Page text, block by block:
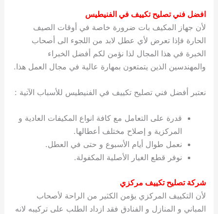
افضل فني تصليح تكييف في الفنيطيس
لأن جهاز المكيف بات ضرورة خاصة في أوقات الصيف
الحارة فإذا تعرض لأي عطل لابد من اللجوء الى أصحاب
الخبرة في هذا المجال لذا نؤمن لكم أفضل الخبراء
والمهندسين الذين يتمتعون بمهارة عالية في مجال العمل هذا.
نعتبر أفضل فني تصليح تكييف في الفنيطيس للأسباب الآتية :
قدرة على التعامل مع كافة انواع المكيفات العادية و
المركزية و إصلاح مختلف أعطالها.
نعمل طوال أيام الأسبوع و حتى في العطل.
نوفر قطع الغيار الأصلية المكفولة.
شركة تصليح تكييف مركزي
لأن التكييف المركزي يؤمن الكثير من الراحة لأصحاب
المباني و المنازل و الفنادق فقد ازداد الطلب على تركيبه لانه